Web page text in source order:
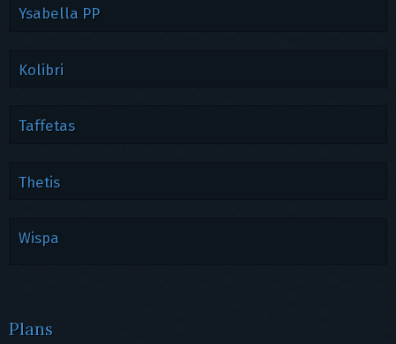
Ysabella PP
Kolibri
Taffetas
Thetis
Wispa
Plans